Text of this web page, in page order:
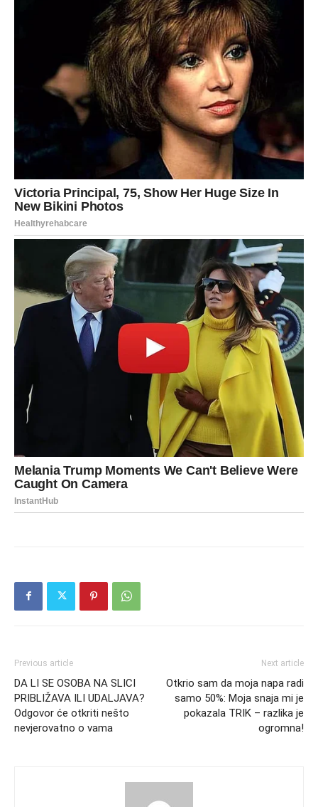
Previous article
DA LI SE OSOBA NA SLICI
PRIBLIŽAVA ILI UDALJAVA?
Odgovor će otkriti nešto
nevjerovatno o vama
Next article
Otkrio sam da moja napa radi
samo 50%: Moja snaja mi je
pokazala TRIK – razlika je
ogromna!